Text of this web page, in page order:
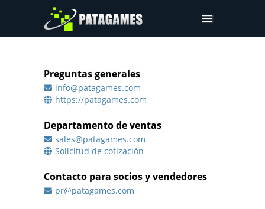
Solicitar cotización
Acceder
Preguntas generales
info@patagames.com
https://patagames.com
Departamento de ventas
sales@patagames.com
Solicitud de cotización
Contacto para socios y vendedores
pr@patagames.com